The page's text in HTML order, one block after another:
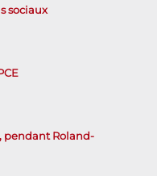
sociaux
pendant Roland-